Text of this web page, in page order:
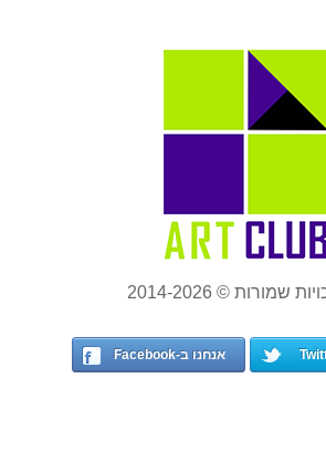
שמורות © 2014-2026
אנחנו ב-Facebook